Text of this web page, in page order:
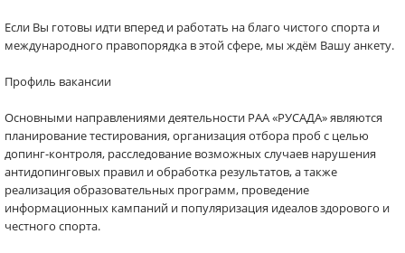
Если Вы готовы идти вперед и работать на благо чистого спорта и
международного правопорядка в этой сфере, мы ждём Вашу анкету.
Профиль вакансии
Основными направлениями деятельности РАА «РУСАДА» являются
планирование тестирования, организация отбора проб с целью
допинг-контроля, расследование возможных случаев нарушения
антидопинговых правил и обработка результатов, а также
реализация образовательных программ, проведение
информационных кампаний и популяризация идеалов здорового и
честного спорта.